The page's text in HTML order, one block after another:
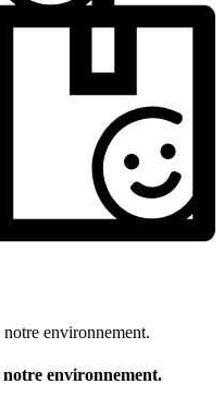
environnement.